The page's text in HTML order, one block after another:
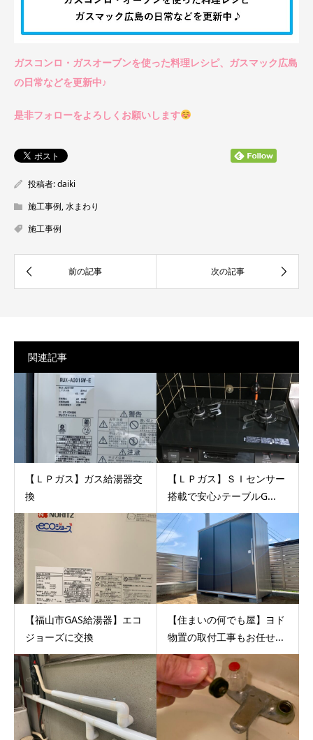
ガスコンロ・ガスオーブンを使った料理レシピ、ガスマック広島
の日常などを更新中♪
是非フォローをよろしくお願いします
投稿者:daiki
施工事例,水まわり
施工事例
関連記事
【ＬＰガス】ガス給湯器交
換
【ＬＰガス】ＳＩセンサー
搭載で安心♪テーブルG...
【福山市GAS給湯器】エコ
ジョーズに交換
【住まいの何でも屋】ヨド
物置の取付工事もお任せ...